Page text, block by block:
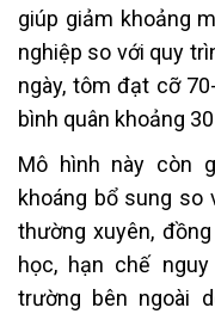
giúp giảm khoảng
nghiệp so với quy
ngày, tôm đạt cỡ
bình quân khoảng
Mô hình này còn
khoáng bổ sung
thường xuyên,
học, hạn chế
trường bên ngoài